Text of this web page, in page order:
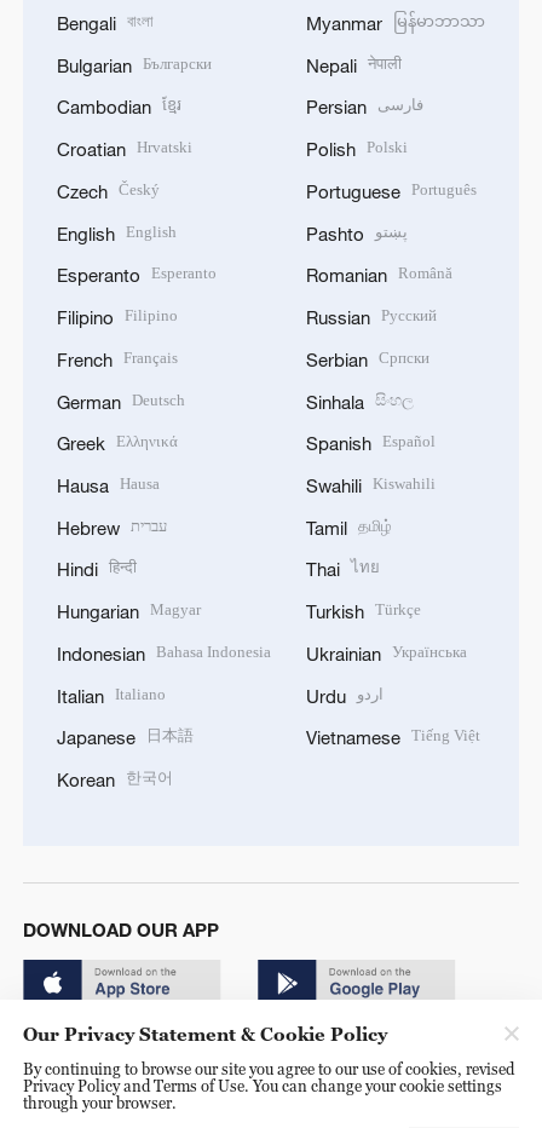
Bengali বাংলা
Bulgarian Български
Cambodian ខ្មែរ
Croatian Hrvatski
Czech Český
English English
Esperanto Esperanto
Filipino Filipino
French Français
German Deutsch
Greek Ελληνικά
Hausa Hausa
Hebrew עברית
Hindi हिन्दी
Hungarian Magyar
Indonesian Bahasa Indonesia
Italian Italiano
Japanese 日本語
Korean 한국어
Myanmar မြန်မာဘာသာ
Nepali नेपाली
Persian فارسی
Polish Polski
Portuguese Português
Pashto پښتو
Romanian Română
Russian Русский
Serbian Српски
Sinhala සිංහල
Spanish Español
Swahili Kiswahili
Tamil தமிழ்
Thai ไทย
Turkish Türkçe
Ukrainian Українська
Urdu اردو
Vietnamese Tiếng Việt
DOWNLOAD OUR APP
© China Radio International.CRI. All Rights Reserved. 16A
Our Privacy Statement & Cookie Policy
By continuing to browse our site you agree to our use of cookies, revised
Privacy Policy and Terms of Use. You can change your cookie settings
through your browser.